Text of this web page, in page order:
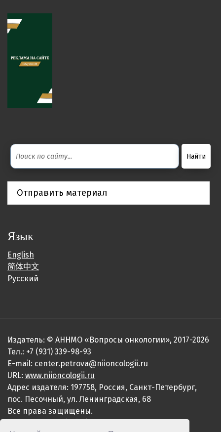
Отправить материал
Язык
English
简体中文
Русский
Издатель: © АННМО «Вопросы онкологии», 2017-2026
Тел.: +7 (931) 339-98-93
E-mail: center.petrova@niioncologii.ru
URL: www.niioncologii.ru
Адрес издателя: 197758, Россия, Санкт-Петербург,
пос. Песочный, ул. Ленинградская, 68
Все права защищены.